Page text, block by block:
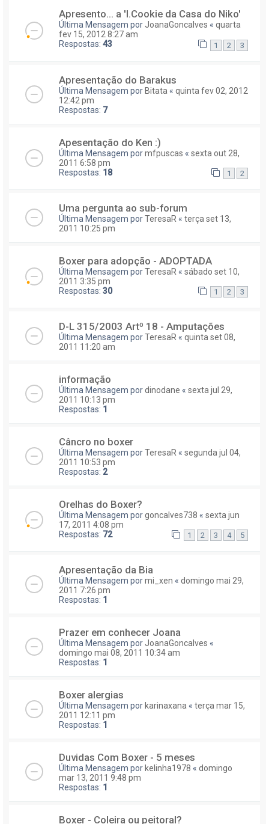
Apresento... a 'I.Cookie da Casa do Niko'
Última Mensagem por JoanaGoncalves « quarta
fev 15, 2012 8:27 am
Respostas: 43 1 2 3
Apresentação do Barakus
Última Mensagem porBitata « quinta fev 02, 2012
12:42 pm
Respostas: 7
Apesentação do Ken :)
Última Mensagem pormfpuscas « sexta out 28,
2011 6:58 pm
Respostas: 18 1 2
Uma pergunta ao sub-forum
Última Mensagem porTeresaR « terça set 13,
2011 10:25 pm
Boxer para adopção - ADOPTADA
Última Mensagem porTeresaR « sábado set 10,
2011 3:35 pm
Respostas: 30 1 2 3
D-L 315/2003 Artº 18 - Amputações
Última Mensagem porTeresaR « quinta set 08,
2011 11:20 am
informação
Última Mensagem pordinodane « sexta jul 29,
2011 10:13 pm
Respostas: 1
Câncro no boxer
Última Mensagem porTeresaR « segunda jul 04,
2011 10:53 pm
Respostas: 2
Orelhas do Boxer?
Última Mensagem porgoncalves738 « sexta jun
17, 2011 4:08 pm
Respostas: 72 1 2 3 4 5
Apresentação da Bia
Última Mensagem pormi_xen « domingo mai 29,
2011 7:26 pm
Respostas: 1
Prazer em conhecer Joana
Última Mensagem por JoanaGoncalves «
domingo mai 08, 2011 10:34 am
Respostas: 1
Boxer alergias
Última Mensagem por karinaxana « terça mar 15,
2011 12:11 pm
Respostas: 1
Duvidas Com Boxer - 5 meses
Última Mensagem por kelinha1978 « domingo
mar 13, 2011 9:48 pm
Respostas: 1
Boxer - Coleira ou peitoral?